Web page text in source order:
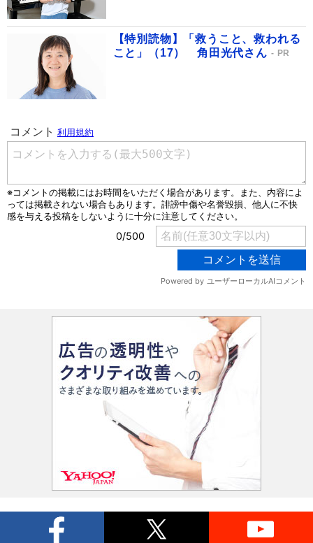
【特別読物】「救うこと、救われる
こと」（17） 角田光代さん
PR